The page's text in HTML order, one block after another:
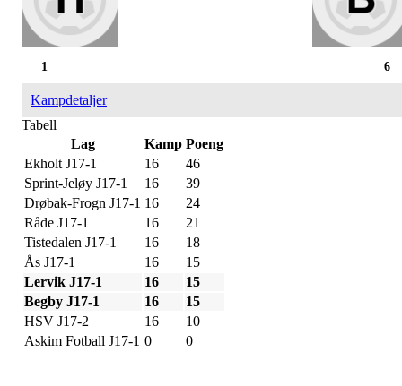
6
1
Kampdetaljer
Tabell
Lag
Kamp Poeng
Ekholt J17-1
16
46
Sprint-Jeløy J17-1
16
39
Drøbak-Frogn J17-1 16
24
Råde J17-1
16
21
Tistedalen J17-1
16
18
Ås J17-1
16
15
Lervik J17-1
16
15
Begby J17-1
16
15
HSV J17-2
16
10
Askim Fotball J17-1 0 0